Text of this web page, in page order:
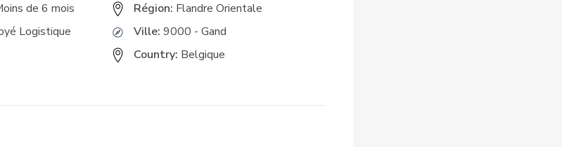
de 6 mois
Logistique
Région: Flandre Orientale
Ville: 9000 - Gand
Country: Belgique